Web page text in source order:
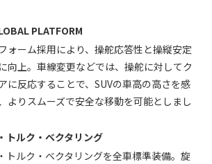
PLATFORM
ォーム採用により、操舵応答性と操縦安定
向上。車線変更などでは、操舵に対してク
に反応することで、SUVの車高の高さを感
よりスムーズで安全な移動を可能としまし
トルク・ベクタリング
トルク・ベクタリングを全車標準装備。旋